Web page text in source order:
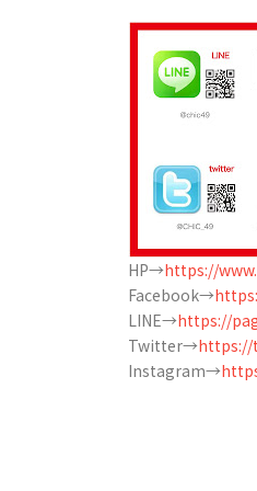
HP→https://
Facebook→
LINE→https://
Twitter→https://
Instagram→